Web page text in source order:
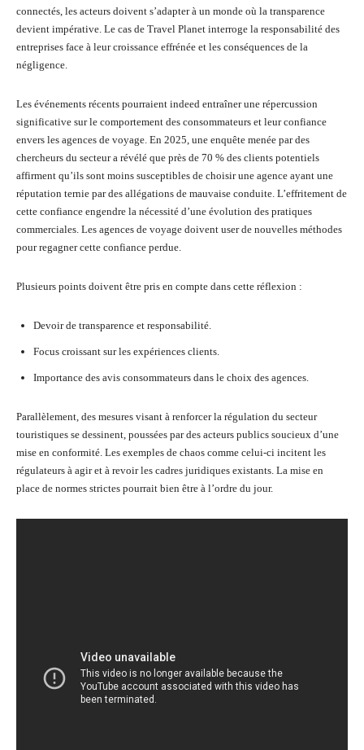
connectés, les acteurs doivent s’adapter à un monde où la transparence
devient impérative. Le cas de Travel Planet interroge la responsabilité des
entreprises face à leur croissance effrénée et les conséquences de la
négligence.
Les événements récents pourraient indeed entraîner une répercussion
significative sur le comportement des consommateurs et leur confiance
envers les agences de voyage. En 2025, une enquête menée par des
chercheurs du secteur a révélé que près de 70 % des clients potentiels
affirment qu’ils sont moins susceptibles de choisir une agence ayant une
réputation ternie par des allégations de mauvaise conduite. L’effritement de
cette confiance engendre la nécessité d’une évolution des pratiques
commerciales. Les agences de voyage doivent user de nouvelles méthodes
pour regagner cette confiance perdue.
Plusieurs points doivent être pris en compte dans cette réflexion :
Devoir de transparence et responsabilité.
Focus croissant sur les expériences clients.
Importance des avis consommateurs dans le choix des agences.
Parallèlement, des mesures visant à renforcer la régulation du secteur
touristiques se dessinent, poussées par des acteurs publics soucieux d’une
mise en conformité. Les exemples de chaos comme celui-ci incitent les
régulateurs à agir et à revoir les cadres juridiques existants. La mise en
place de normes strictes pourrait bien être à l’ordre du jour.